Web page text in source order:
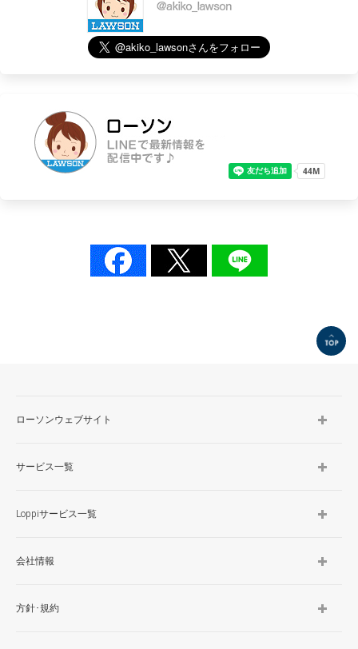
ローソンウェブサイト
サービス一覧
Loppiサービス一覧
会社情報
方針･規約